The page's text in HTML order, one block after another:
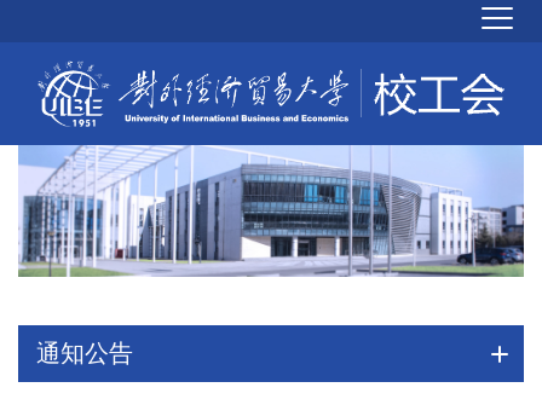
通知公告